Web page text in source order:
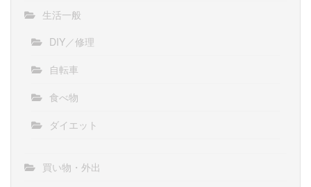
生活一般
DIY／修理
自転車
食べ物
ダイエット
買い物・外出